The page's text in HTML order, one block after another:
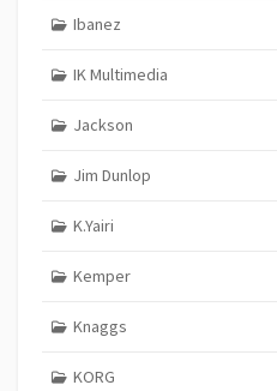
Ibanez
IK Multimedia
Jackson
Jim Dunlop
K.Yairi
Kemper
Knaggs
KORG